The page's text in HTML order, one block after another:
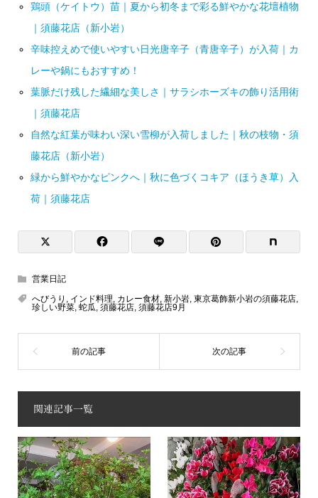
鶏頭（ケイトウ）苗｜夏から初冬まで彩る鮮やかな花壇植物
｜須藤花店（新小岩）
辛味控えめで使いやすい日光唐辛子（青唐辛子）が入荷｜カ
レーや鍋にもおすすめ！
葉脈だけ残した繊細な美しさ｜サラシホーズキの飾り活用術
｜須藤花店
自然な紅葉が味わい深い雪柳が入荷しました｜秋の枝物・須
藤花店（新小岩）
緑から鮮やかなピンクへ｜秋に色づくコキア（ほうき草）入
荷｜須藤花店
営業日記
へびうり , インド料理, カレー食材, 新小岩, 東京葛飾新小岩の須藤花店,
珍しい野菜, 蛇瓜, 須藤花店, 須藤花店9月
関連記事一覧